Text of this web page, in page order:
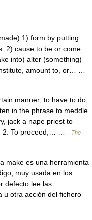
1) form by putting
2) cause to be or come
into) alter (something)
amount to, or… …
manner; to have to do;
in the phrase to meddle
jack a nape priest to
2. To proceed;… …
The
make es una herramienta
muy usada en los
defecto lee las
u otra acción del fichero